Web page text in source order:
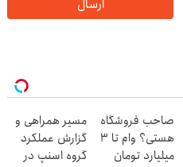
ارسال
صاحب فروشگاه
هستی؟ وام تا ۳
میلیارد تومان
مسیر همراهی و
گزارش عملکرد
گروه اسنپ در